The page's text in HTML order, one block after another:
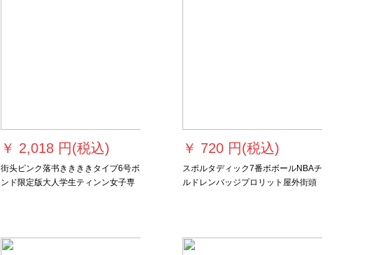
￥ 2,018 円(税込)
街头ピンク落书ききききタイプ6号ボ
ンド限定版大人学生ティンン女子専
￥ 720 円(税込)
スポルタディック7番ボボールNBAチ
ルドレンバッジプロリット屋外街頭